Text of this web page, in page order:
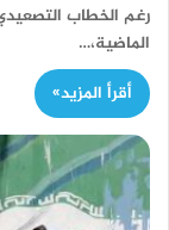
رغم الخطاب
الماضية،…
أقرأ المزيد»